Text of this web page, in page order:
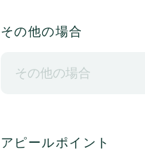
その他の場合
アピールポイント